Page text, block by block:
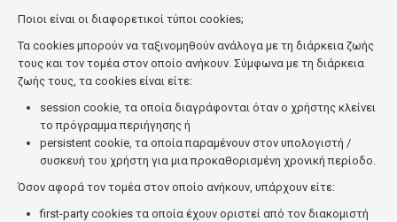
Ποιοι είναι οι διαφορετικοί τύποι cookies;
Τα cookies μπορούν να ταξινομηθούν ανάλογα με τη διάρκεια ζωής
τους και τον τομέα στον οποίο ανήκουν. Σύμφωνα με τη διάρκεια
ζωής τους, τα cookies είναι είτε:
session cookie, τα οποία διαγράφονται όταν ο χρήστης κλείνει
το πρόγραμμα περιήγησης ή
persistent cookie, τα οποία παραμένουν στον υπολογιστή /
συσκευή του χρήστη για μια προκαθορισμένη χρονική περίοδο.
Όσον αφορά τον τομέα στον οποίο ανήκουν, υπάρχουν είτε:
first-party cookies τα οποία έχουν οριστεί από τον διακομιστή